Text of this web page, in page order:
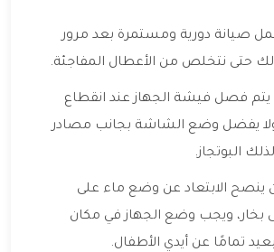
صيانة دورية ومستمرة بعد مرور
حتى نتخلص من الأعطال المفاجئة.
يتم فصل فيشة الجهاز عند انقطاع
ولا يفضل وضع الشاشة بجانب مصادر
البوتجاز.
ينصح الابتعاد عن وضع ماء على
بخار، ويجب وضع الجهاز في مكان
تمامًا عن أيدي الأطفال.